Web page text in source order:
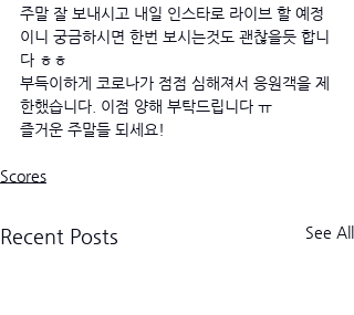
주말 잘 보내시고 내일 인스타로 라이브 할 예정
이니 궁금하시면 한번 보시는것도 괜찮을듯 합니
다 ㅎㅎ
부득이하게 코로나가 점점 심해져서 응원객을 제
한했습니다. 이점 양해 부탁드립니다 ㅠ
즐거운 주말들 되세요!
Scores
Recent Posts See All